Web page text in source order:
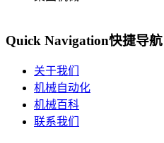
Quick Navigation快捷导航
关于我们
机械自动化
机械百科
联系我们